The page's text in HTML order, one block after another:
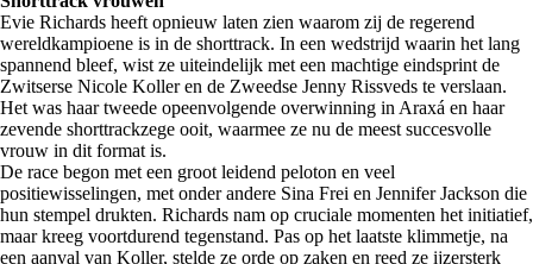
Evie Richards heeft opnieuw laten zien waarom zij de regerend
wereldkampioene is in de shorttrack. In een wedstrijd waarin het lang
spannend bleef, wist ze uiteindelijk met een machtige eindsprint de
Zwitserse Nicole Koller en de Zweedse Jenny Rissveds te verslaan.
Het was haar tweede opeenvolgende overwinning in Araxá en haar
zevende shorttrackzege ooit, waarmee ze nu de meest succesvolle
vrouw in dit format is.
De race begon met een groot leidend peloton en veel
positiewisselingen, met onder andere Sina Frei en Jennifer Jackson die
hun stempel drukten. Richards nam op cruciale momenten het initiatief,
maar kreeg voortdurend tegenstand. Pas op het laatste klimmetje, na
een aanval van Koller, stelde ze orde op zaken en reed ze ijzersterk